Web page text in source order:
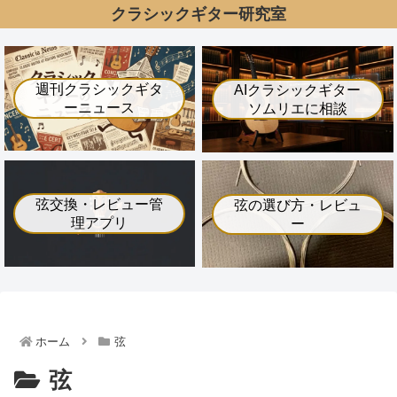
クラシックギター研究室
週刊クラシックギタ
ーニュース
AIクラシックギター
ソムリエに相談
弦交換・レビュー管
理アプリ
弦の選び方・レビュ
ー
ホーム 弦
弦